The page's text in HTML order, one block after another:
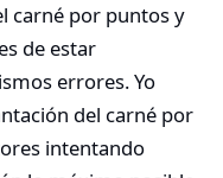
carné por puntos y
de estar
errores. Yo
del carné por
intentando